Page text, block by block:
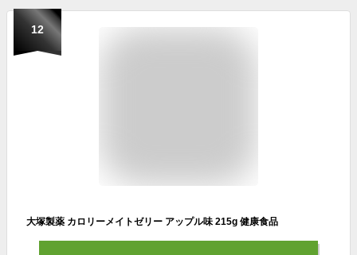
12
大塚製薬 カロリーメイトゼリー アップル味 215g 健康食品